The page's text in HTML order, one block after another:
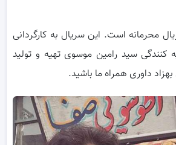
محرمانه است. این سریال به کارگردانی
سید رامین موسوی تهیه و تولید
داوری همراه ما باشید.